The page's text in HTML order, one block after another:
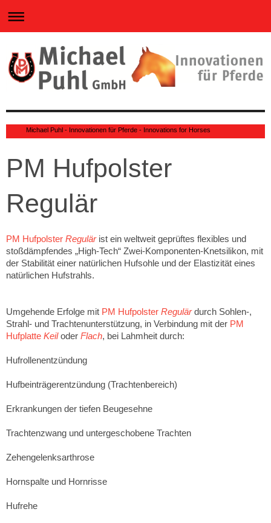
Michael Puhl - Innovationen für Pferde - Innovations for Horses
PM Hufpolster
Regulär
PM Hufpolster Regulärist ein weltweit geprüftes flexibles und
stoßdämpfendes „High-Tech“ Zwei-Komponenten-Knetsilikon, mit
der Stabilität einer natürlichen Hufsohle und der Elastizität eines
natürlichen Hufstrahls.
Umgehende Erfolge mit PM Hufpolster Regulärdurch Sohlen-,
Strahl- und Trachtenunterstützung, in Verbindung mit der PM
Hufplatte Keiloder Flach, bei Lahmheit durch:
Hufrollenentzündung
Hufbeinträgerentzündung (Trachtenbereich)
Erkrankungen der tiefen Beugesehne
Trachtenzwang und untergeschobene Trachten
Zehengelenksarthrose
Hornspalte und Hornrisse
Hufrehe